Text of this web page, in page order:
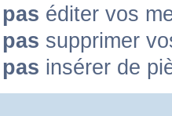
éditer vos
supprimer
insérer de